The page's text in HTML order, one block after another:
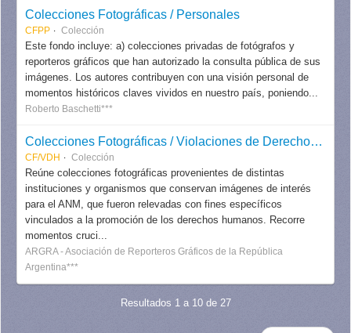
Colecciones Fotográficas / Personales
CFPP Colección
Este fondo incluye: a) colecciones privadas de fotógrafos y
reporteros gráficos que han autorizado la consulta pública de sus
imágenes. Los autores contribuyen con una visión personal de
momentos históricos claves vividos en nuestro país, poniendo...
Roberto Baschetti***
Colecciones Fotográficas / Violaciones de Derechos Humanos
CF/VDH Colección
Reúne colecciones fotográficas provenientes de distintas
instituciones y organismos que conservan imágenes de interés
para el ANM, que fueron relevadas con fines específicos
vinculados a la promoción de los derechos humanos. Recorre
momentos cruci...
ARGRA - Asociación de Reporteros Gráficos de la República
Argentina***
Resultados 1 a 10 de 27